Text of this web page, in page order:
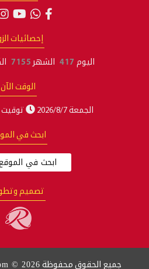
إحصائيات الزوار
الشهر 7155 الكلي
توقيت بغداد
ابحث في الموقع
تصميم وتطوير
الحقوق محفوظةIraq.com © 2026